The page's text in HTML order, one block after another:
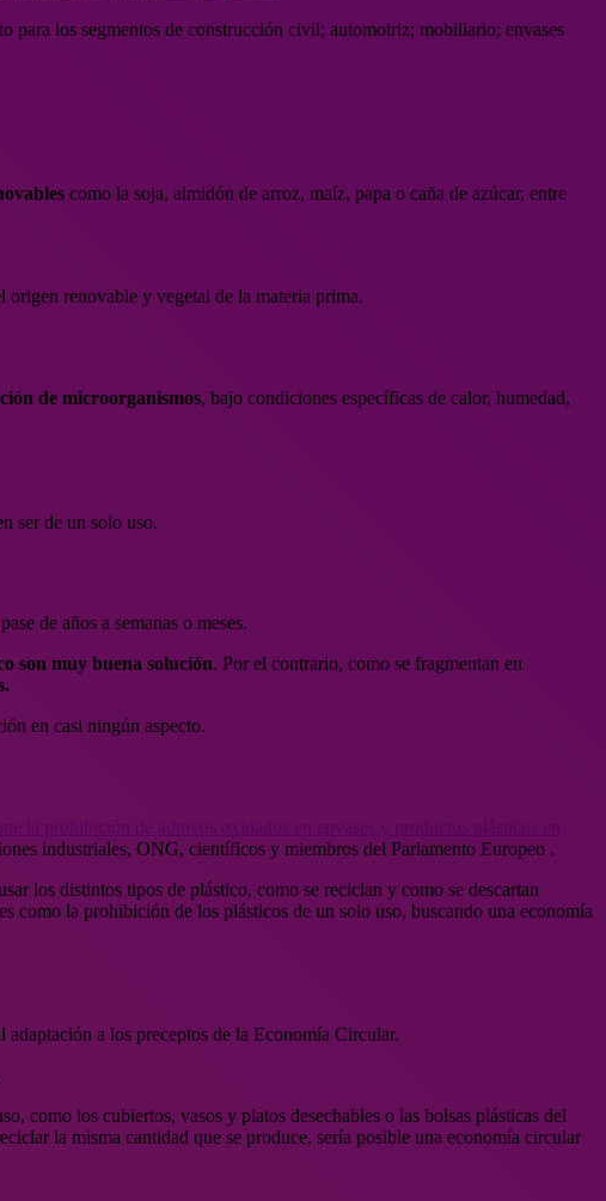
para los segmentos de construcción civil; automotriz; mobiliario; envases
como la soja, almidón de arroz, maíz, papa o caña de azúcar, entre
origen renovable y vegetal de la materia prima.
de microorganismos, bajo condiciones específicas de calor, humedad,
ser de un solo uso.
de años a semanas o meses.
son muy buena solución. Por el contrario, como se fragmentan en
en casi ningún aspecto.
industriales, ONG, científicos y miembros del Parlamento Europeo .
los distintos tipos de plástico, como se reciclan y como se descartan
como la prohibición de los plásticos de un solo uso, buscando una economía
a los preceptos de la Economía Circular.
como los cubiertos, vasos y platos desechables o las bolsas plásticas del
la misma cantidad que se produce, sería posible una economía circular